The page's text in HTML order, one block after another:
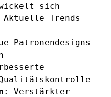
sich
Trends
Patronendesigns
: Verstärkter